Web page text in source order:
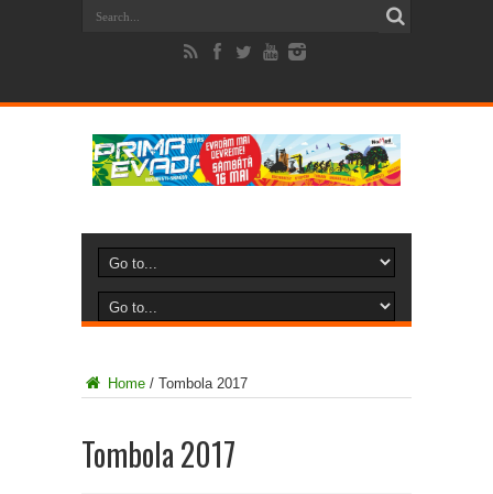
Home / Tombola 2017
Tombola 2017